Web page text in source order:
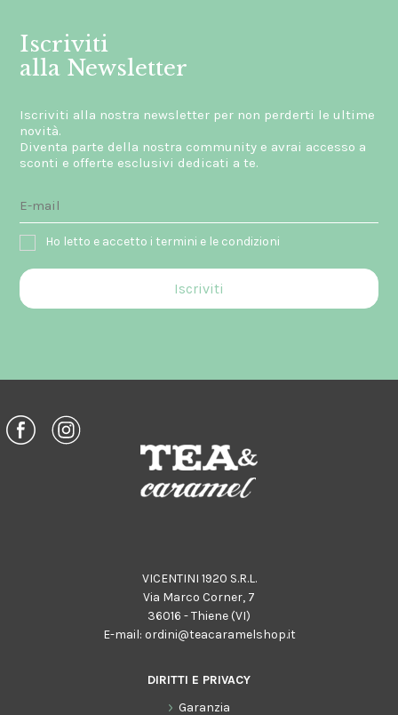
Iscriviti
alla Newsletter
Iscriviti alla nostra newsletter per non perderti le ultime
novità.
Diventa parte della nostra community e avrai accesso a
sconti e offerte esclusivi dedicati a te.
Ho letto e accetto i termini e le condizioni
VICENTINI 1920 S.R.L.
Via Marco Corner, 7
36016 - Thiene (VI)
E-mail: ordini@teacaramelshop.it
DIRITTI E PRIVACY
Garanzia
Gli ordini effettuatidal 8 al 16 agosto compresi